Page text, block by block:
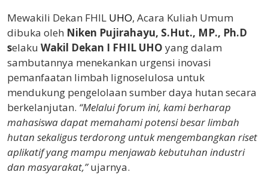
Mewakili Dekan FHIL UHO, Acara Kuliah Umum
dibuka oleh Niken Pujirahayu, S.Hut., MP., Ph.D
selaku Wakil Dekan I FHIL UHO yang dalam
sambutannya menekankan urgensi inovasi
pemanfaatan limbah lignoselulosa untuk
mendukung pengelolaan sumber daya hutan secara
berkelanjutan. “Melalui forum ini, kami berharap
mahasiswa dapat memahami potensi besar limbah
hutan sekaligus terdorong untuk mengembangkan riset
aplikatif yang mampu menjawab kebutuhan industri
dan masyarakat,”ujarnya.